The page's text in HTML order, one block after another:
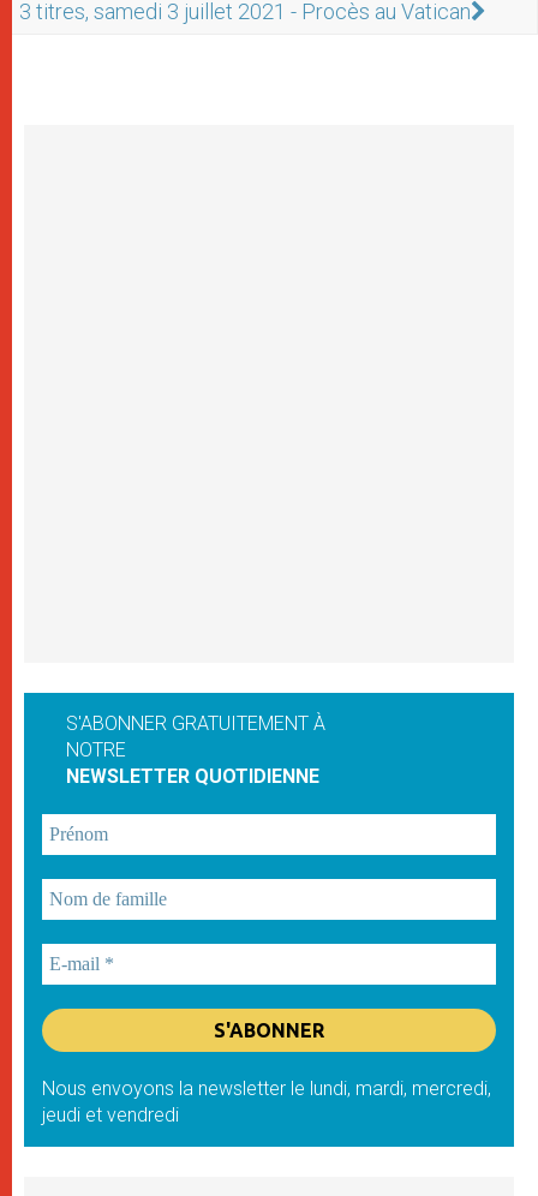
3 titres, samedi 3 juillet 2021 - Procès au Vatican
S'ABONNER GRATUITEMENT À
NOTRE
NEWSLETTER QUOTIDIENNE
Nous envoyons la newsletter le lundi, mardi, mercredi,
jeudi et vendredi